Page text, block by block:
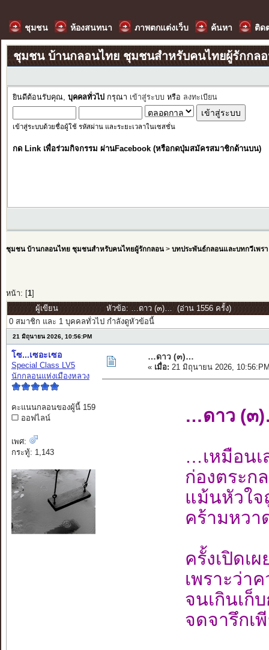
ชุมชน ห้องสนทนา ภาพตกแต่งเว็บ ค้นหา ติด
ชุมชน บ้านกลอนไทย ชุมชนสำหรับคนไทยผู้รักกล
ยินดีต้อนรับคุณ, บุคคลทั่วไป กรุณา เข้าสู่ระบบ หรือ ลงทะเบียน
เข้าสู่ระบบด้วยชื่อผู้ใช้ รหัสผ่าน และระยะเวลาในเซสชั่น
กด Link เพื่อร่วมกิจกรรม ผ่านFacebook (หรือกดปุ่มสมัครสมาชิกด้านบน)
ชุมชน บ้านกลอนไทย ชุมชนสำหรับคนไทยผู้รักกลอน> บทประพันธ์กลอนและบทกวีเพรา
หน้า: [ 1]
ผู้เขียน
หัวข้อ: …ดาว (๓)… (อ่าน 1556 ครั้ง)
0 สมาชิก และ 1 บุคคลทั่วไป กำลังดูหัวข้อนี้
21 มิถุนายน 2026, 10:56:PM
โซ...เซอะเซอ
Special Class LV5
นักกลอนแห่งเมืองหลวง
คะแนนกลอนของผู้นี้ 159
ออฟไลน์
เพศ:
กระทู้: 1,143
…ดาว (๓)…
« เมื่อ: 21 มิถุนายน 2026,
…ดาว (๓
…เหมือนเ
ก่องตระก
แม้นหัวใจ
คร้ามหวา
ครั้งเปิดเ
เพราะว่า
จนเกินเก็
จดจารึกเ